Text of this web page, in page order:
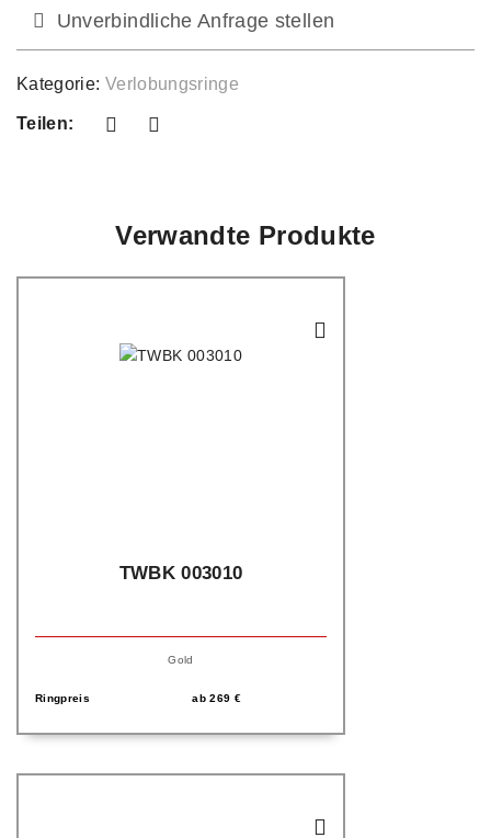
Unverbindliche Anfrage stellen
Kategorie: Verlobungsringe
Teilen:
Verwandte Produkte
TWBK 003010
Gold
Ringpreis ab269 €